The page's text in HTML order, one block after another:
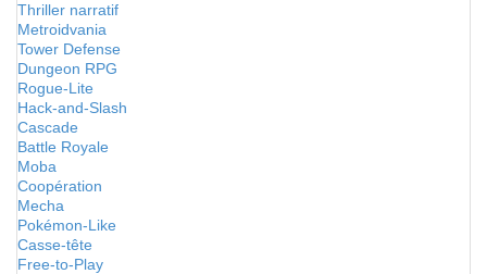
Thriller narratif
Metroidvania
Tower Defense
Dungeon RPG
Rogue-Lite
Hack-and-Slash
Cascade
Battle Royale
Moba
Coopération
Mecha
Pokémon-Like
Casse-tête
Free-to-Play